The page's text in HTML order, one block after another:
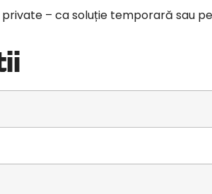
private – ca soluție temporară sau